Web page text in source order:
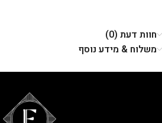
חוות דעת (0)
משלוח & מידע נוסף